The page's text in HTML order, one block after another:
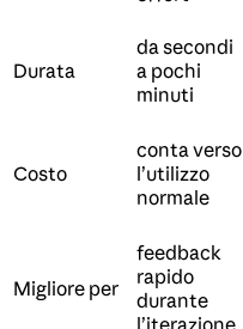
Durata
da secondi
a pochi
minuti
Costo
conta verso
l’utilizzo
normale
Migliore per
feedback
rapido
durante